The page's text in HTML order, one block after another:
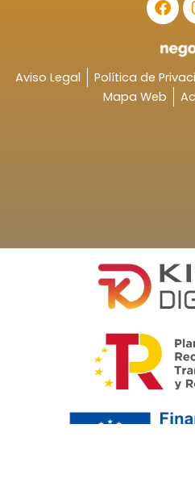
a
c
e
o
o
Aviso Legal Política de
Mapa Web